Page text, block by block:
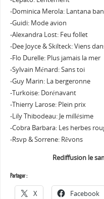
-Dominica Merola: Lantana
-Guidi: Mode avion
-Alexandra Lost: Feu follet
-Dee Joyce & Skilteck: Viens
-Flo Durelle: Plus jamais la mer
-Sylvain Ménard: Sans toi
-Guy Marin: La bergeronne
-Turkoise: Dorénavant
-Thierry Larose: Plein prix
-Lily Thibodeau: Je millésime
-Cobra Barbara: Les herbes
-Rsvp & Sorrene: Rêvons
Rediffusion le
Partager :
X Facebook